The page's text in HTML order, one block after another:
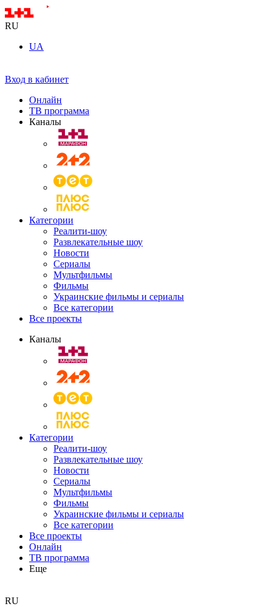
RU
UA
Вход в кабинет
Онлайн
ТВ программа
Каналы
Категории
Реалити-шоу
Развлекательные шоу
Новости
Сериалы
Мультфильмы
Фильмы
Украинские фильмы и сериалы
Все категории
Все проекты
Каналы
Категории
Реалити-шоу
Развлекательные шоу
Новости
Сериалы
Мультфильмы
Фильмы
Украинские фильмы и сериалы
Все категории
Все проекты
Онлайн
ТВ программа
Еще
RU